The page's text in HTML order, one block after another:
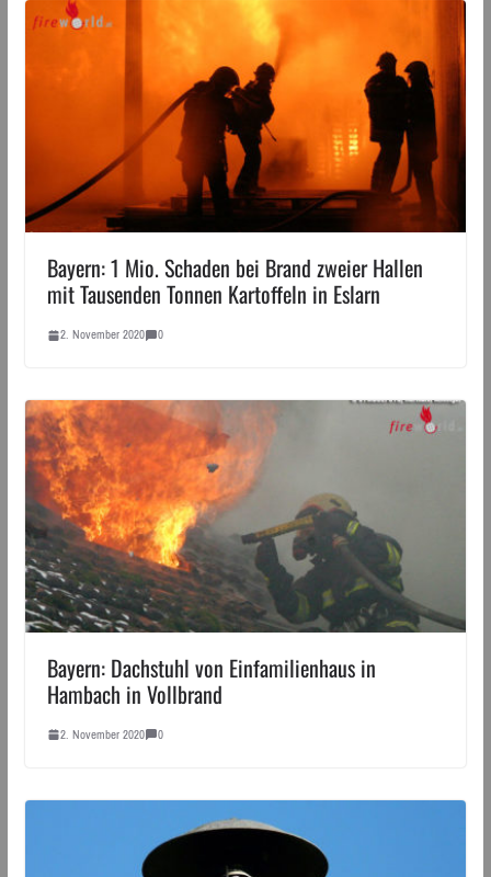
Bayern: 1 Mio. Schaden bei Brand zweier Hallen
mit Tausenden Tonnen Kartoffeln in Eslarn
2. November 2020 0
Bayern: Dachstuhl von Einfamilienhaus in
Hambach in Vollbrand
2. November 2020 0